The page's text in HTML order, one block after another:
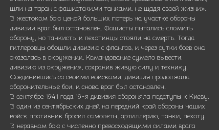
шли на таран с фашистскими танками, не щадя своей жизни».
В жестоком бою ценой больших потерь на участке обороны
дивизии враг был остановлен. Фашисты пытались сломить
оборону, но танкисты и пехотинцы стояли на смерть. Тогда
гитлеровцы обошли дивизию с флангов, и через сутки боев она
оказалась в окружении. Командование сумело вывести
дивизию из окружения, сохранив живую силу и технику.
Соединившись со своими войсками, дивизия продолжала
оборонительные бои, и снова враг был остановлен.
В сентябре 1941 года 19-я дивизия обороняла подступы к Киеву.
В один из сентябрьских дней на передний край обороны наших
войск противник бросил самолеты, артиллерию, танки, пехоту.
В неравном бою с численно превосходящими силами врага